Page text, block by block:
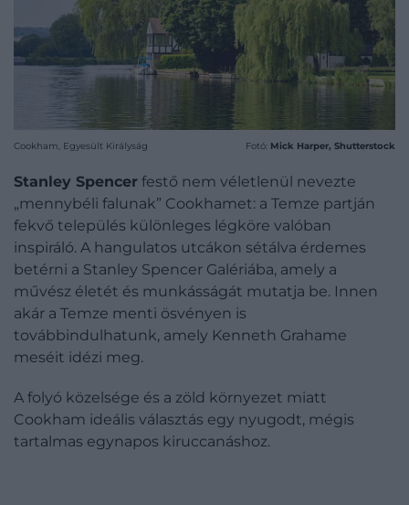
Cookham, Egyesült Királyság Fotó: Mick Harper, Shutterstock
Stanley Spencer festő nem véletlenül nevezte
„mennybéli falunak” Cookhamet: a Temze partján
fekvő település különleges légköre valóban
inspiráló. A hangulatos utcákon sétálva érdemes
betérni a Stanley Spencer Galériába, amely a
művész életét és munkásságát mutatja be. Innen
akár a Temze menti ösvényen is
továbbindulhatunk, amely Kenneth Grahame
meséit idézi meg.
A folyó közelsége és a zöld környezet miatt
Cookham ideális választás egy nyugodt, mégis
tartalmas egynapos kiruccanáshoz.